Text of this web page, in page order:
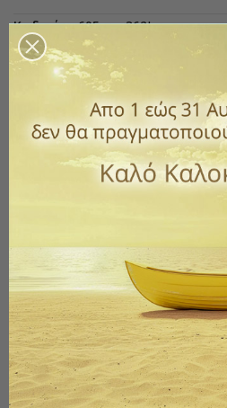
Κωδικός 605-con362L
1,60 €
Σκεύος αλουμινίου μιας χρήσης
Ιδανικό για μεταφορά τροφίμων .
Διαστάσεις : 22,4 χ 17.3 χ3,8
Συσκευασία 5 τεμαχίων με καπάκια.
Ποσότητα
ΑΓΟΡΆ
Διαθέσιμο